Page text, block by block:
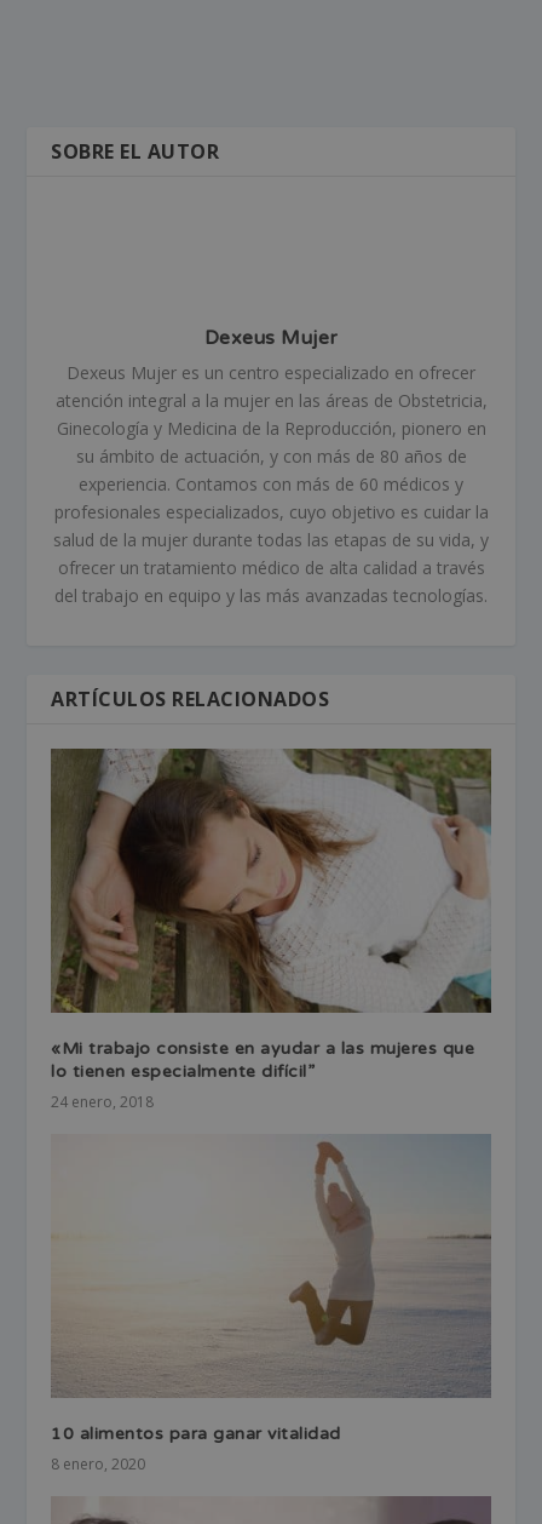
SOBRE EL AUTOR
Dexeus Mujer
Dexeus Mujer es un centro especializado en ofrecer
atención integral a la mujer en las áreas de Obstetricia,
Ginecología y Medicina de la Reproducción, pionero en
su ámbito de actuación, y con más de 80 años de
experiencia. Contamos con más de 60 médicos y
profesionales especializados, cuyo objetivo es cuidar la
salud de la mujer durante todas las etapas de su vida, y
ofrecer un tratamiento médico de alta calidad a través
del trabajo en equipo y las más avanzadas tecnologías.
ARTÍCULOS RELACIONADOS
«Mi trabajo consiste en ayudar a las mujeres que
lo tienen especialmente difícil”
24 enero, 2018
10 alimentos para ganar vitalidad
8 enero, 2020